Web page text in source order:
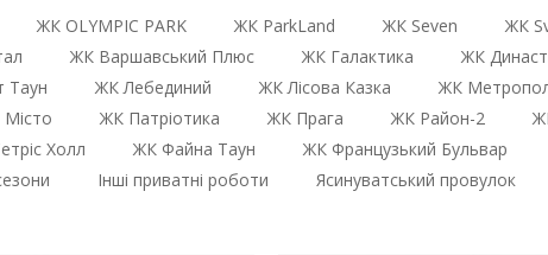
ЖК OLYMPIC PARK ЖК ParkLand ЖК Seven ЖК
ЖК Варшавський Плюс ЖК Галактика ЖК
Таун ЖК Лебединий ЖК Лісова Казка ЖК
ЖК Патріотика ЖК Прага ЖК Район-2
Холл ЖК Файна Таун ЖК Французький Бульвар
Інші приватні роботи Ясинуватський провулок